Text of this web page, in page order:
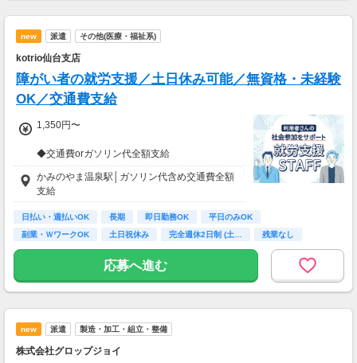
new 派遣 その他(医療・福祉系)
kotrio仙台支店
障がい者の就労支援／土日休み可能／無資格・未経験
OK／交通費支給
1,350円〜
◆交通費orガソリン代全額支給
◆各種社会保険完備
◆資格支援制度有
◆日払い・週払い制度（各規定有）
スマホからかんたんに申請が出来ます！
かみのやま温泉駅│ガソリン代含め交通費全額
支給
日払い・週払いOK 長期 即日勤務OK
平日のみOK
副業・ＷワークOK
土日祝休み 完全週休2日制 (土…
残業なし
ボーナス・昇給あり
応募へ進む
new 派遣 製造・加工・組立・整備
株式会社グロップジョイ